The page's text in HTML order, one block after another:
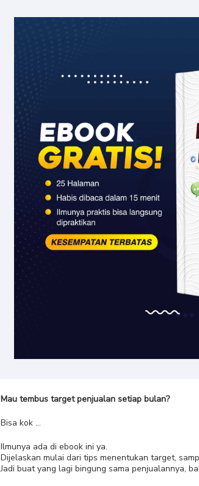
Mau tembus target penjualan setiap bulan?
Bisa kok …
Ilmunya ada di ebook ini ya.
Dijelaskan mulai dari tips menentukan target,
Jadi buat yang lagi bingung sama penjualannya,